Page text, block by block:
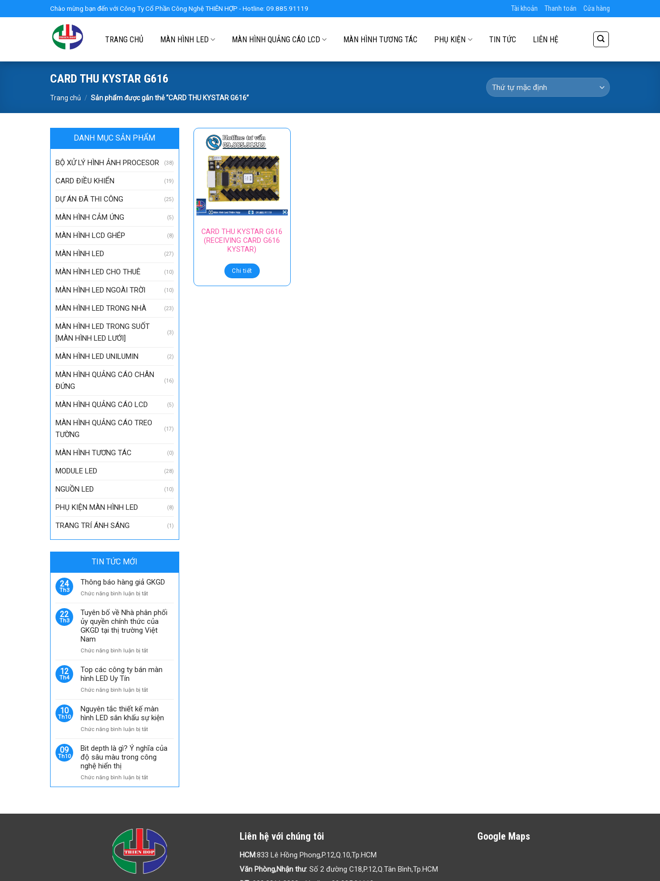
to
Chào mừng bạn đến với Công Ty Cổ Phần Công Nghệ THIÊN HỢP - Hotline: 09.885.91119 Tài khoản Thanh toán Cửa hàng
TRANG CHỦ MÀN HÌNH LED MÀN HÌNH QUẢNG CÁO LCD MÀN HÌNH TƯƠNG TÁC PHỤ KIỆN TIN TỨC LIÊN HỆ
CARD THU KYSTAR G616
Trang chủ / Sản phẩm được gắn thẻ “CARD THU KYSTAR G616”
DANH MỤC SẢN PHẨM
BỘ XỬ LÝ HÌNH ẢNH PROCESOR (38)
CARD ĐIỀU KHIỂN (19)
DỰ ÁN ĐÃ THI CÔNG (25)
MÀN HÌNH CẢM ỨNG (5)
MÀN HÌNH LCD GHÉP (8)
MÀN HÌNH LED (27)
MÀN HÌNH LED CHO THUÊ (10)
MÀN HÌNH LED NGOÀI TRỜI (10)
MÀN HÌNH LED TRONG NHÀ (23)
MÀN HÌNH LED TRONG SUỐT
[MÀN HÌNH LED LƯỚI]
(3)
MÀN HÌNH LED UNILUMIN (2)
MÀN HÌNH QUẢNG CÁO CHÂN
ĐỨNG
(16)
MÀN HÌNH QUẢNG CÁO LCD (5)
MÀN HÌNH QUẢNG CÁO TREO
TƯỜNG
(17)
MÀN HÌNH TƯƠNG TÁC (0)
MODULE LED (28)
NGUỒN LED (10)
PHỤ KIỆN MÀN HÌNH LED (8)
TRANG TRÍ ÁNH SÁNG (1)
TIN TỨC MỚI
24
Th3
Thông báo hàng giả GKGD
Chức năng bình luận bị tắtở
báo
hàng
giả
GKGD
22
Th3
Tuyên bố về Nhà phân phối
ủy quyền chính thức của
GKGD tại thị trường Việt
Nam
Chức năng bình luận bị tắtở
bố
phân
ủy
quyền
GKGD
tại
trường
12
Th4
Top các công ty bán màn
hình LED Uy Tín
Chức năng bình luận bị tắtở
các
công
bán
hình
LED
10
Th10
Nguyên tắc thiết kế màn
hình LED sân khấu sự kiện
Chức năng bình luận bị tắtở
tắc
thiết
hình
LED
sự
09
Th10
Bit depth là gì? Ý nghĩa của
độ sâu màu trong công
nghệ hiển thị
Chức năng bình luận bị tắtở
Bit
của
sâu
màu
trong
CARD THU KYSTAR G616
(RECEIVING CARD G616
KYSTAR)
Chi tiết
Liên hệ với chúng tôi
HCM:833 Lê Hồng Phong,P.12,Q.10,Tp.HCM
Văn Phòng,Nhận thư: Số 2 đường C18,P.12,Q.Tân Bình,Tp.HCM
Google Maps